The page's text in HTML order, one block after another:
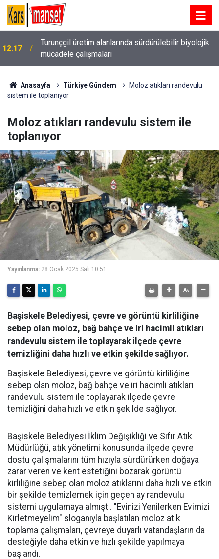
12:16 İnegöl’de 145 yıllık miras, beşinci kuşağa ulaştı
Anasayfa Türkiye Gündem
Moloz atıkları randevulu
sistem ile toplanıyor
Moloz atıkları randevulu sistem ile
toplanıyor
Yayınlanma: 28 Ocak 2025 Salı 10:51
Başiskele Belediyesi, çevre ve görüntü kirliliğine
sebep olan moloz, bağ bahçe ve iri hacimli atıkları
randevulu sistem ile toplayarak ilçede çevre
temizliğini daha hızlı ve etkin şekilde sağlıyor.
Başiskele Belediyesi, çevre ve görüntü kirliliğine
sebep olan moloz, bağ bahçe ve iri hacimli atıkları
randevulu sistem ile toplayarak ilçede çevre
temizliğini daha hızlı ve etkin şekilde sağlıyor.
Başiskele Belediyesi İklim Değişikliği ve Sıfır Atık
Müdürlüğü, atık yönetimi konusunda ilçede çevre
dostu çalışmalarını tüm hızıyla sürdürürken doğaya
zarar veren ve kent estetiğini bozarak görüntü
kirliliğine sebep olan moloz atıklarını daha hızlı ve etkin
bir şekilde temizlemek için geçen ay randevulu
sistemi uygulamaya almıştı. "Evinizi Yenilerken Evimizi
Kirletmeyelim" sloganıyla başlatılan moloz atık
toplama çalışmaları, çevreye duyarlı vatandaşların da
desteğiyle daha etkin ve hızlı şekilde yapılmaya
başlandı.